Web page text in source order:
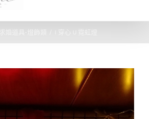
求婚道具-燈飾類 I 穿心 U 霓虹燈